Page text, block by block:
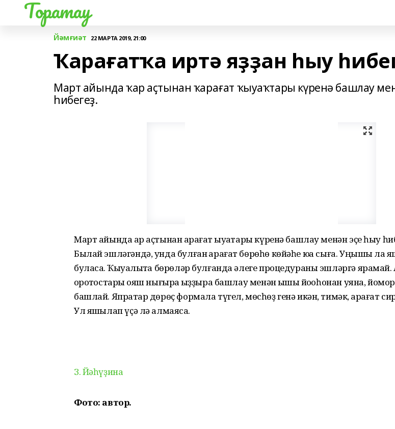
Торатау
Йәмғиәт 22 МАРТА 2019, 21:00
Ҡарағатҡа иртә яҙҙан һыу
Март айында ҡар аҫтынан ҡарағат ҡыуаҡтары күренә башлау
һибегеҙ.
Март айында ҡар аҫтынан ҡарағат ҡыуаҡтары күренә башлау менән эҫе һыу
Былай эшләгәндә, унда булған ҡарағат бөрөһө көйәһе юҡҡа сыға. Уңышы ла
буласаҡ. Ҡыуаҡлыҡта бөрөләр булғанда әлеге процедураны эшләргә ярамай.
ҡоротҡостары ҡояш нығыраҡ ҡыҙҙыра башлау менән ҡышҡы йоҡоһонан уяна,
башлай. Япраҡтар дөрөҫ формала түгел, мөсһөҙ генә икән, тимәк, ҡарағат
Ул яҡшылап үҫә лә алмаясаҡ.
З. Йәһүҙина
Фото: автор.